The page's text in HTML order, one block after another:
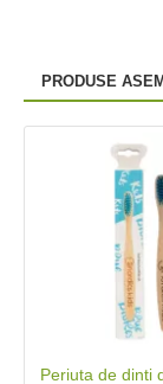
PRODUSE